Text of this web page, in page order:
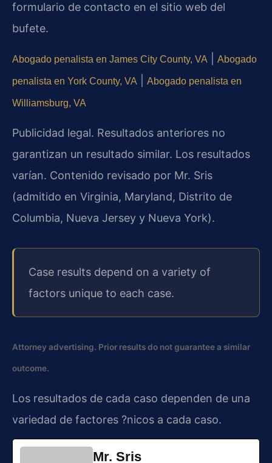
formulario de contacto en el sitio web del
bufete.
Abogado penalista en James City County, VA Abogado
penalista en York County, VA Abogado penalista en
Williamsburg, VA
Publicidad legal. Resultados anteriores no
garantizan un resultado similar. Los resultados
varían. Contenido revisado por Mr. Sris
(admitido en Virginia, Maryland, Distrito de
Columbia, Nueva Jersey y Nueva York).
Case results depend on a variety of
factors unique to each case.
Attorney advertising. Prior results do not guarantee a similar
outcome.
Los resultados de cada caso dependen de una
variedad de factores ?nicos a cada caso.
Mr. Sris